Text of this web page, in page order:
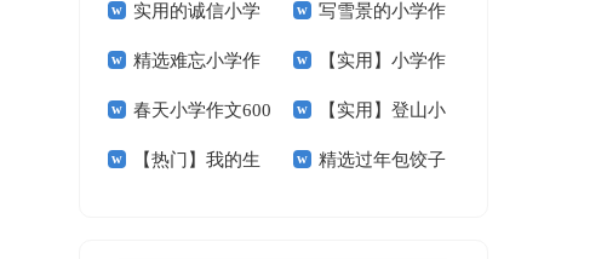
学作文400字四篇 学作文合集十篇
实用的诚信小学
作文600字四篇
写雪景的小学作
文汇总五篇
精选难忘小学作
文600字合集六篇
【实用】小学作
文400字3篇
春天小学作文600
字合集7篇
【实用】登山小
学作文汇编九篇
【热门】我的生 精选过年包饺子